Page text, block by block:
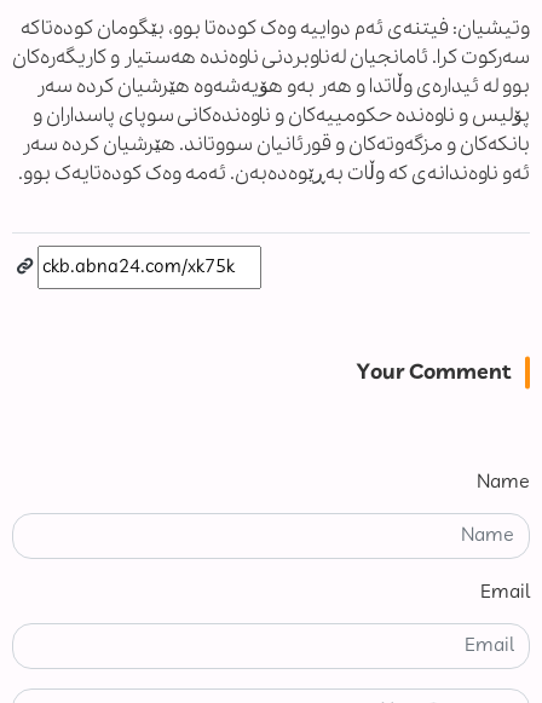
وتیشیان: فیتنەی ئەم دواییە وەک کودەتا بوو، بێگومان کودەتاکە
سەرکوت کرا. ئامانجیان لەناوبردنی ناوەندە هەستیار و کاریگەرەکان
بوو لە ئیدارەی وڵاتدا و هەر بەو هۆیەشەوە هێرشیان کردە سەر
پۆلیس و ناوەندە حکومییەکان و ناوەندەکانی سوپای پاسداران و
بانکەکان و مزگەوتەکان و قورئانیان سووتاند. هێرشیان کردە سەر
ئەو ناوەندانەی کە وڵات بەڕێوەدەبەن. ئەمە وەک کودەتایەک بوو.
Your Comment
Name
Email